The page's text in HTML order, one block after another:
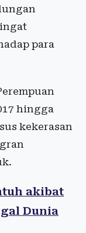
para
hingga
kekerasan
akibat
Dunia